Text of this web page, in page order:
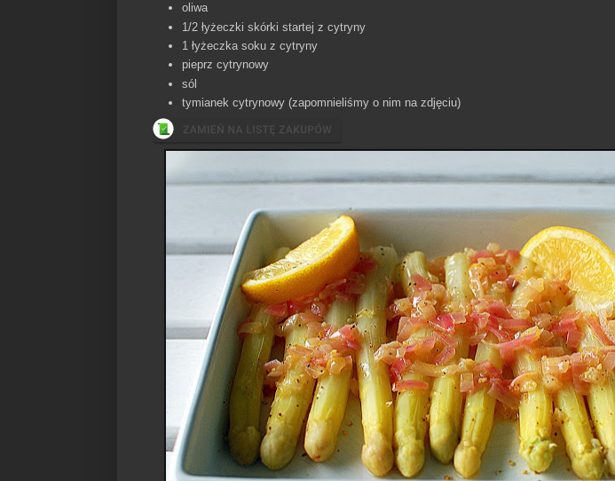
oliwa
1/2 łyżeczki skórki startej z cytryny
1 łyżeczka soku z cytryny
pieprz cytrynowy
sól
tymianek cytrynowy (zapomnieliśmy o nim na zdjęciu)